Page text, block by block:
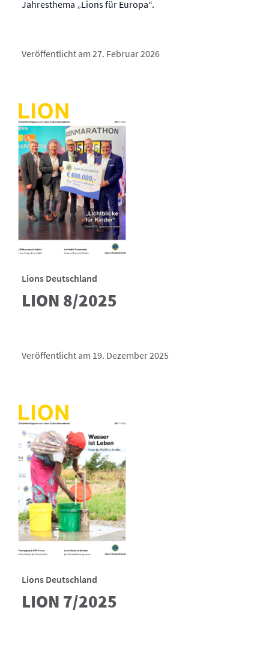
Jahresthema „Lions für Europa“.
Veröffentlicht am 27. Februar 2026
Lions Deutschland
LION 8/2025
Veröffentlicht am 19. Dezember 2025
Lions Deutschland
LION 7/2025